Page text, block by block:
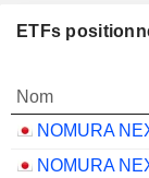
ETFs
Nom